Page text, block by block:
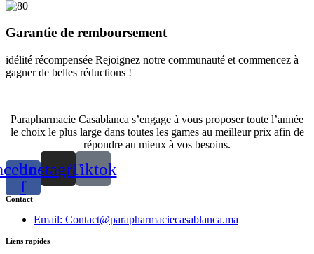
Garantie de remboursement
idélité récompensée Rejoignez notre communauté et commencez à
gagner de belles réductions !
Parapharmacie Casablanca s’engage à vous proposer toute l’année
le choix le plus large dans toutes les games au meilleur prix afin de
répondre au mieux à vos besoins.
f
InstagramTiktok
Contact
Email: Contact@parapharmaciecasablanca.ma
Liens rapides